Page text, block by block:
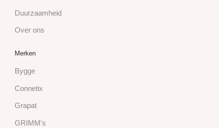
Duurzaamheid
Over ons
Merken
Bygge
Connetix
Grapat
GRIMM's